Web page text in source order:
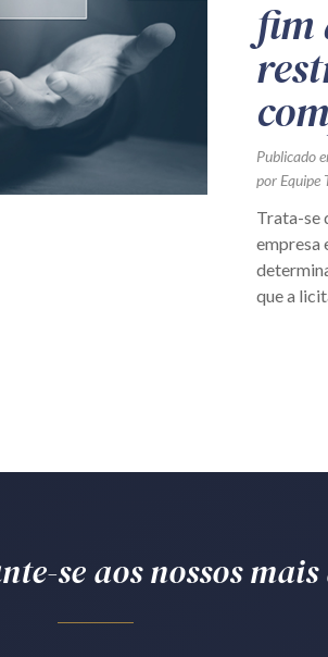
fim
Publicado
por Equipe
Trata-se
empresa
que a
se aos nossos